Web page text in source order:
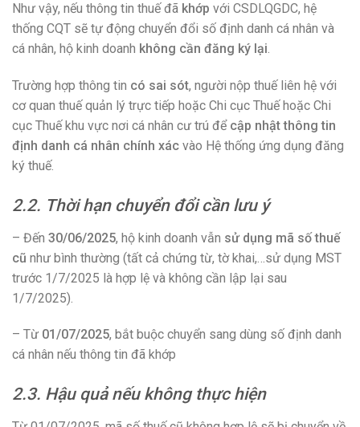
Như vậy, nếu thông tin thuế đã khớp với CSDLQGDC, hệ
thống CQT sẽ tự động chuyển đổi số định danh cá nhân và
cá nhân, hộ kinh doanh không cần đăng ký lại.
Trường hợp thông tin có sai sót, người nộp thuế liên hệ với
cơ quan thuế quản lý trực tiếp hoặc Chi cục Thuế hoặc Chi
cục Thuế khu vực nơi cá nhân cư trú để cập nhật thông tin
định danh cá nhân chính xác vào Hệ thống ứng dụng đăng
ký thuế.
2.2. Thời hạn chuyển đổi cần lưu ý
– Đến 30/06/2025, hộ kinh doanh vẫn sử dụng mã số thuế
cũ như bình thường (tất cả chứng từ, tờ khai,…sử dụng MST
trước 1/7/2025 là hợp lệ và không cần lập lại sau
1/7/2025).
– Từ 01/07/2025, bắt buộc chuyển sang dùng số định danh
cá nhân nếu thông tin đã khớp
2.3. Hậu quả nếu không thực hiện